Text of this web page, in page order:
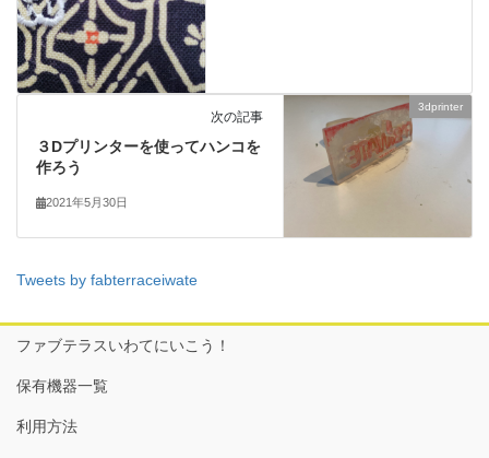
3dprinter
次の記事
３Dプリンターを使ってハンコを
作ろう
2021年5月30日
Tweets by fabterraceiwate
ファブテラスいわてにいこう！
保有機器一覧
利用方法